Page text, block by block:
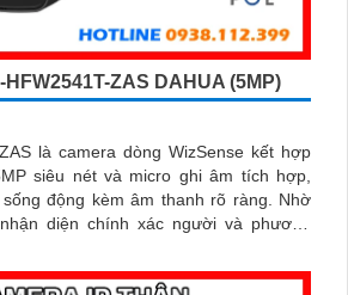
ZAS DAHUA (5MP)
là camera dòng WizSense kết hợp
siêu nét và micro ghi âm tích hợp,
động kèm âm thanh rõ ràng. Nhờ
diện chính xác người và phương